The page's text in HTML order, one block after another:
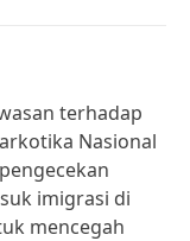
terhadap
Nasional
imigrasi di
mencegah